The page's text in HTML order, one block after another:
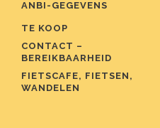
ANBI-GEGEVENS
TE KOOP
CONTACT –
BEREIKBAARHEID
FIETSCAFE, FIETSEN,
WANDELEN